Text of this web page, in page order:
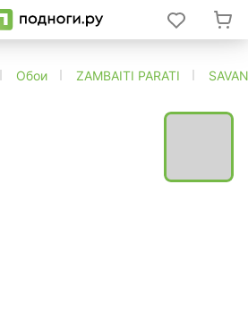
Обои ZAMBAITI PARATI